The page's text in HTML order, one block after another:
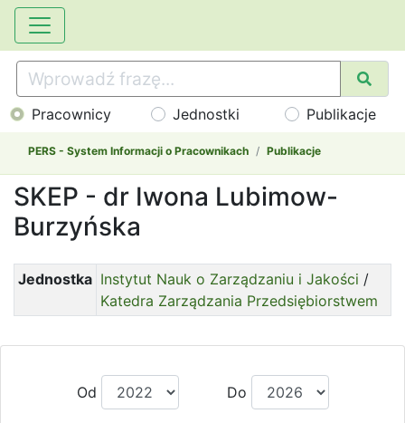
Pracownicy Jednostki Publikacje
PERS - System Informacji o Pracownikach Publikacje
SKEP - dr Iwona Lubimow-
Burzyńska
Jednostka Instytut Nauk o Zarządzaniu i Jakości /
Katedra Zarządzania Przedsiębiorstwem
Od Do